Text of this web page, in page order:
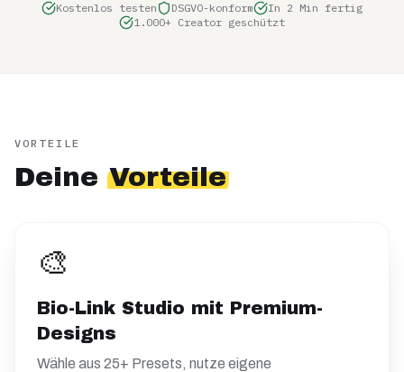
Kostenlos testen DSGVO-konform
In 2 Min fertig
1.000+ Creator geschützt
VORTEILE
Deine Vorteile
🎨
Bio-Link Studio mit Premium-
Designs
Wähle aus 25+ Presets, nutze eigene